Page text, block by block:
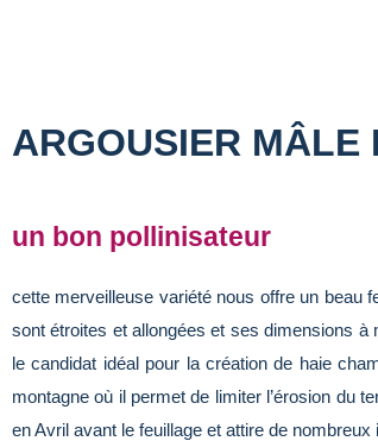
ARGOUSIER MÂLE
un bon pollinisateur
cette merveilleuse variété nous offre un beau
sont étroites et allongées et ses dimensions à
le candidat idéal pour la création de haie
montagne où il permet de limiter l’érosion du
en Avril avant le feuillage et attire de